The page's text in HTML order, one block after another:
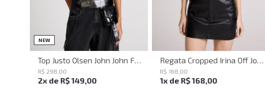
NEW PP M
R$ 298 00
2x de R$149,00
PP P GG
R$ 168 00
1x de R$168,00